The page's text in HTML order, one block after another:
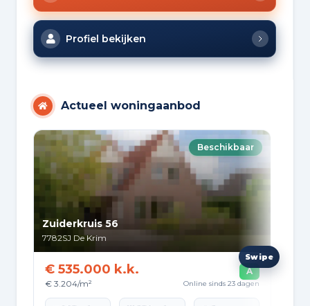
Profiel bekijken
Actueel woningaanbod
Beschikbaar
Zuiderkruis 56
7782SJ De Krim
€ 535.000 k.k.
€ 3.204/m²
A
Online sinds 23 dagen